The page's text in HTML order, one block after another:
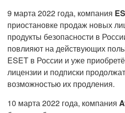
9 марта 2022 года, компания
приостановке продаж новых
продукты безопасности в
повлияют на действующих
ESET в России и уже
лицензии и подписки
возможностью их продления.
10 марта 2022 года, компания